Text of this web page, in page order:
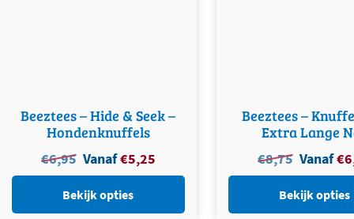
Beeztees – Hide & Seek –
Hondenknuffels
€6,95 Oorspronkelijke
prijs
was:
€6,95.
Vanaf€5,25Huidige
prijs
€5,25.
Bekijk opties
Beeztees –
Extra Lange
€8,75
prijs
was:
€8,75.
Vanaf€
Bekijk opties